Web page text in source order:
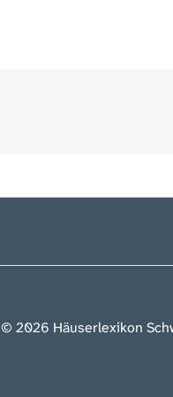
© 2026 Häuserlexikon